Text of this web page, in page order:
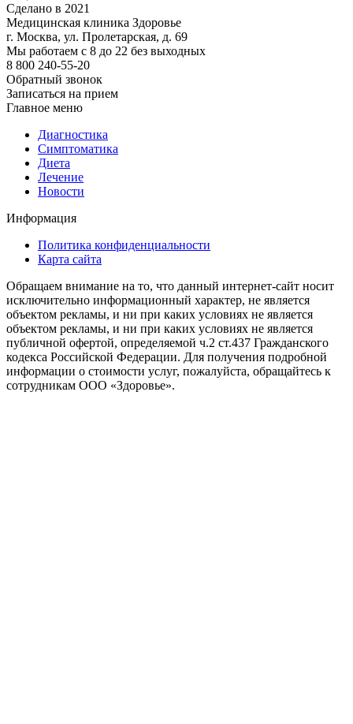
Сделано в 2021
Медицинская клиника Здоровье
г. Москва, ул. Пролетарская, д. 69
Мы работаем с 8 до 22 без выходных
8 800 240-55-20
Обратный звонок
Записаться на прием
Главное меню
Диагностика
Cимптоматика
Диета
Лечение
Новости
Информация
Политика конфиденциальности
Карта сайта
Обращаем внимание на то, что данный интернет-сайт носит
исключительно информационный характер, не является
объектом рекламы, и ни при каких условиях не является
объектом рекламы, и ни при каких условиях не является
публичной офертой, определяемой ч.2 ст.437 Гражданского
кодекса Российской Федерации. Для получения подробной
информации о стоимости услуг, пожалуйста, обращайтесь к
сотрудникам ООО «Здоровье».